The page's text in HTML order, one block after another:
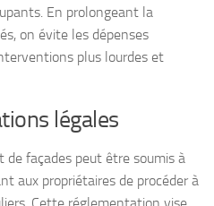
En prolongeant la
on évite les dépenses
plus lourdes et
légales
de façades peut être soumis à
aux propriétaires de procéder à